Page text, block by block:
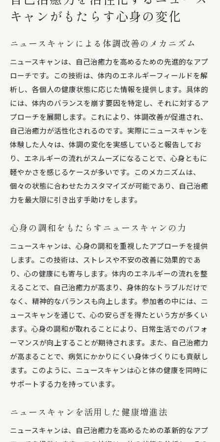
キャンがもたらす心身の変化
ニュースキャンによる体調改善のメカニズム
ニュースキャンは、自己治癒力を高めるための先進的なアプ
ローチです。この技術は、体内のエネルギーフィールドを解
析し、各個人の健康状態に応じた情報を提供します。具体的
には、体内のバランスを崩す要因を特定し、それに対するア
プローチを展開します。これにより、体調改善が促進され、
自己治癒力が活性化されるのです。実際にニュースキャンを
体験した人々は、体調の変化を実感していると報告してお
り、エネルギーの流れがスムーズになることで、心身ともに
軽やかさを感じるケースが多いです。このメカニズムは、
個々の状態に合わせたカスタマイズが可能であり、自己治癒
力を最大限に引き出す手助けをします。
心身の調和をもたらすニュースキャンの力
ニュースキャンは、心身の調和を重視したアプローチを提供
します。この技術は、ストレスや不安の改善に効果的であ
り、心の健康にも寄与します。体内のエネルギーの流れを整
えることで、自己治癒力が高まり、身体的なトラブルだけで
なく、精神的なバランスも向上します。参加者の中には、ニ
ュースキャンを通じて、心の安らぎを得たという方が多くい
ます。心身の調和が取れることにより、日常生活でのパフォ
ーマンスが向上することが期待されます。また、自己治癒力
が高まることで、病気にかかりにくい身体づくりにも貢献し
ます。このように、ニュースキャンは心と体の健康を同時に
サポートする力を持っています。
ニュースキャンを活用した健康増進法
ニュースキャンは、自己治癒力を高めるための革新的なアプ